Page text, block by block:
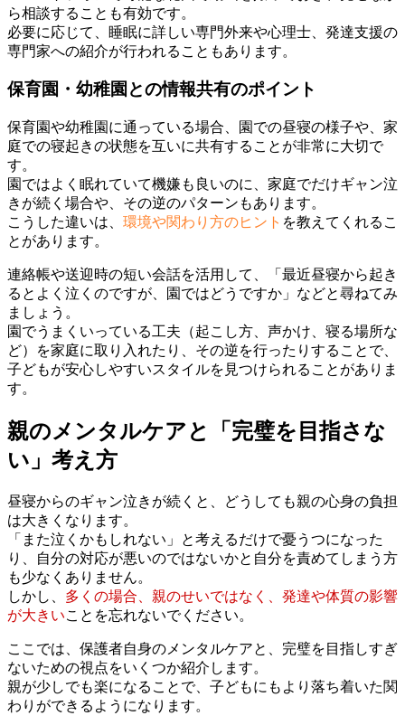
ら相談することも有効です。
必要に応じて、睡眠に詳しい専門外来や心理士、発達支援の
専門家への紹介が行われることもあります。
保育園・幼稚園との情報共有のポイント
保育園や幼稚園に通っている場合、園での昼寝の様子や、家
庭での寝起きの状態を互いに共有することが非常に大切で
す。
園ではよく眠れていて機嫌も良いのに、家庭でだけギャン泣
きが続く場合や、その逆のパターンもあります。
こうした違いは、 環境や関わり方のヒント を教えてくれるこ
とがあります。
連絡帳や送迎時の短い会話を活用して、「最近昼寝から起き
るとよく泣くのですが、園ではどうですか」などと尋ねてみ
ましょう。
園でうまくいっている工夫（起こし方、声かけ、寝る場所な
ど）を家庭に取り入れたり、その逆を行ったりすることで、
子どもが安心しやすいスタイルを見つけられることがありま
す。
親のメンタルケアと「完璧を目指さな
い」考え方
昼寝からのギャン泣きが続くと、どうしても親の心身の負担
は大きくなります。
「また泣くかもしれない」と考えるだけで憂うつになった
り、自分の対応が悪いのではないかと自分を責めてしまう方
も少なくありません。
しかし、 多くの場合、親のせいではなく、発達や体質の影響
が大きいことを忘れないでください。
ここでは、保護者自身のメンタルケアと、完璧を目指しすぎ
ないための視点をいくつか紹介します。
親が少しでも楽になることで、子どもにもより落ち着いた関
わりができるようになります。